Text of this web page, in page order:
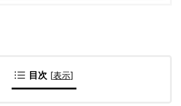
目次 [表示]